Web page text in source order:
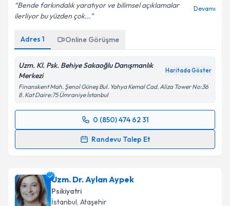
Bende farkındalık yaratıyor ve bilimsel açıklamalar
ilerliyor bu yüzden çok...
Devamı
Adres 1 Online Görüşme
Uzm. Kl. Psk. Behiye Sakaoğlu Danışmanlık
Merkezi
Haritada Göster
Finanskent Mah. Şenol Güneş Bul. Yahya Kemal Cad. Aliza Tower No:36
8. Kat Daire:75 Ümraniye İstanbul
0 (850) 474 62 31
Randevu Talep Et
Randevu Takvimi Talebi
almanız için bir takvim hazırlandığında e-posta ile
bilgilendireceğiz.
Uzm. Dr. Aylan Aypek
Psikiyatri
İstanbul, Ataşehir